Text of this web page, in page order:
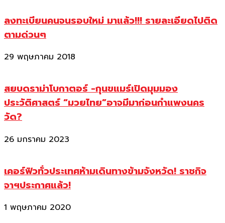
ลงทะเบียนคนจนรอบใหม่ มาแล้ว!!! รายละเอียดไปติด
ตามด่วนๆ
29 พฤษภาคม 2018
สยบดราม่าโบกาตอร์ -กุนขแมร์เปิดมุมมอง
ประวัติศาสตร์ “มวยไทย”อาจมีมาก่อนกำแพงนคร
วัด?
26 มกราคม 2023
เคอร์ฟิวทั่วประเทศห้ามเดินทางข้ามจังหวัด! ราชกิจ
จาฯประกาศแล้ว!
1 พฤษภาคม 2020